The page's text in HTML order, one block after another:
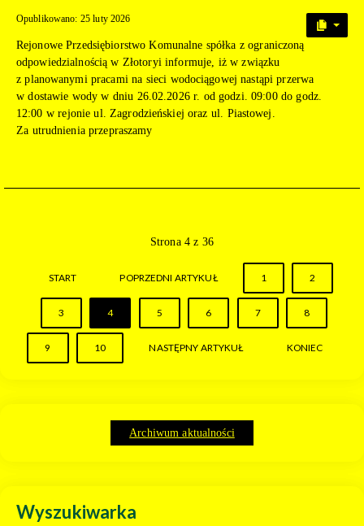
Opublikowano: 25 luty 2026
Rejonowe Przedsiębiorstwo Komunalne spółka z ograniczoną
odpowiedzialnością w Złotoryi informuje, iż w związku
z planowanymi pracami na sieci wodociągowej nastąpi przerwa
w dostawie wody w dniu 26.02.2026 r. od godzi. 09:00 do godz.
12:00 w rejonie ul. Zagrodzieńskiej oraz ul. Piastowej.
Za utrudnienia przepraszamy
Strona 4 z 36
START POPRZEDNI ARTYKUŁ 1 2
3 4 5 6 7 8
9 10 NASTĘPNY ARTYKUŁ KONIEC
Archiwum aktualności
Wyszukiwarka